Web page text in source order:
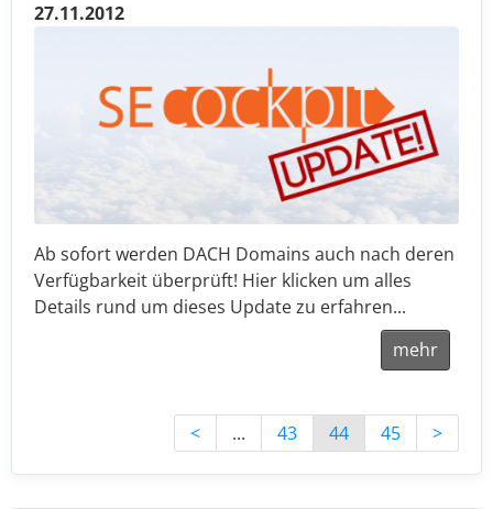
27.11.2012
Ab sofort werden DACH Domains auch nach deren
Verfügbarkeit überprüft! Hier klicken um alles
Details rund um dieses Update zu erfahren...
mehr
< ... 43 44 45 >